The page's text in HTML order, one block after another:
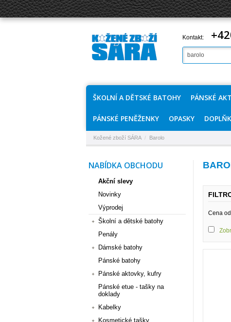
Kontakt:
ŠKOLNÍ A DĚTSKÉ BATOHY PÁNSKÉ
PÁNSKÉ PENĚŽENKY OPASKY
Kožené zboží SÁRA / Barolo
Cena
NABÍDKA OBCHODU
Akční slevy
Novinky
Výprodej
Školní a dětské batohy
Penály
Dámské batohy
Pánské batohy
Pánské aktovky, kufry
Pánské etue - tašky na
doklady
Kabelky
Kosmetické tašky